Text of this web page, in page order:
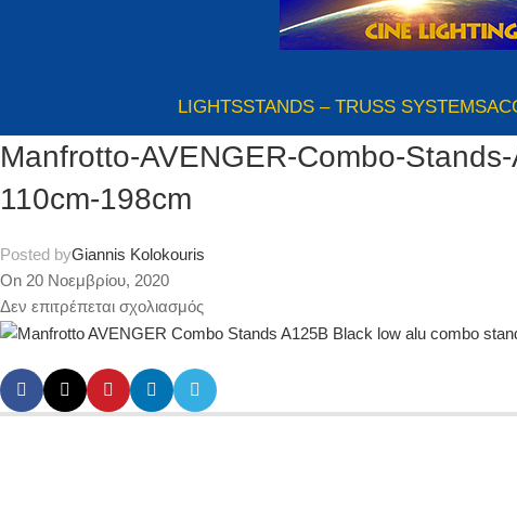
LIGHTSSTANDS – TRUSS SYSTEMS
Manfrotto-AVENGER-Combo-
110cm-198cm
Posted byGiannis Kolokouris
On 20 Νοεμβρίου, 2020
Δεν επιτρέπεται σχολιασμός